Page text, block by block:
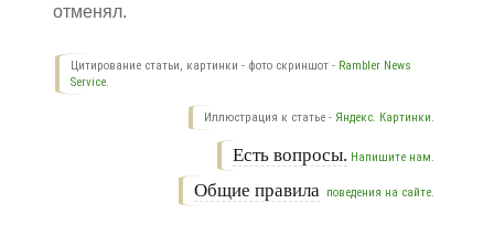
отменял.
Цитирование статьи, картинки - фото скриншот - Rambler News
Service.
Иллюстрация к статье - Яндекс. Картинки.
Есть вопросы. Напишите нам.
Общие правила поведения на сайте.